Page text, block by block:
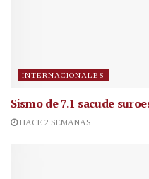
INTERNACIONALES
Sismo de 7.1 sacude
HACE 2 SEMANAS